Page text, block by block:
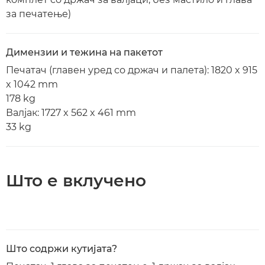
за печатење)
Димензии и тежина на пакетот
Печатач (главен уред со држач и палета): 1820 x 915
x 1042 mm
178 kg
Валјак: 1727 x 562 x 461 mm
33 kg
Што е вклучено
Што содржи кутијата?